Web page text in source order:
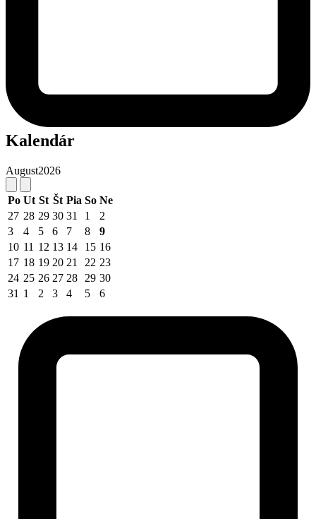
Kalendár
August2026
Po Ut St Št Pia So Ne
27 28 29 30 31 1
2
3
4 5 6 7 8
9
10 11 12 13 14 15 16
17 18 19 20 21 22 23
24 25 26 27 28 29 30
31 1 2 3 4 5 6